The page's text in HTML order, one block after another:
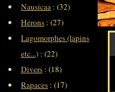
Nausicaa : (32)
Hérons : (27)
Lagomorphes (lapins
etc...) : (22)
Divers : (18)
Rapaces : (17)